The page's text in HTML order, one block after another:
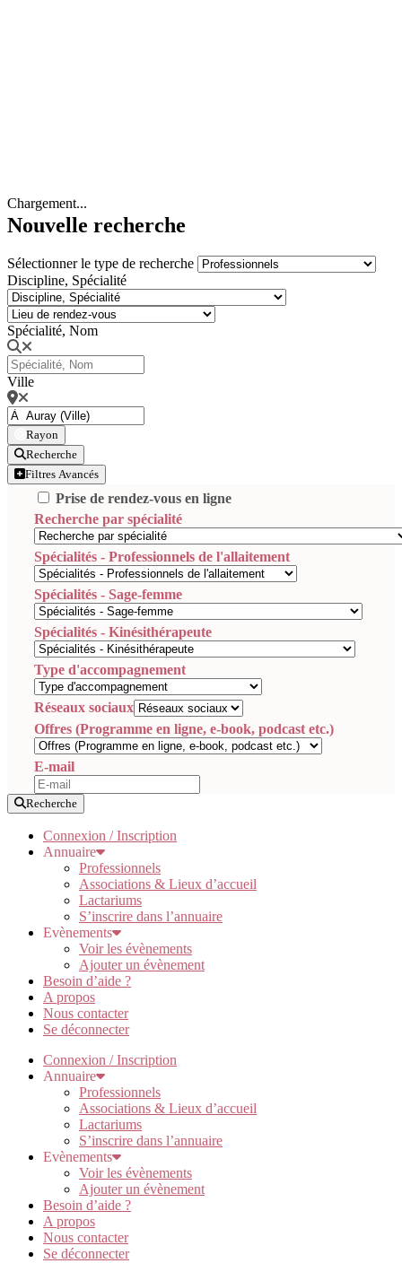
Chargement...
Nouvelle recherche
Sélectionner le type de recherche
Discipline, Spécialité
Spécialité, Nom
Ville
Rayon
Recherche
Filtres Avancés
Prise de rendez-vous en ligne
Recherche par spécialité
Spécialités - Professionnels de l'allaitement
Spécialités - Sage-femme
Spécialités - Kinésithérapeute
Type d'accompagnement
Réseaux sociaux
Offres (Programme en ligne, e-book, podcast etc.)
E-mail
Recherche
Connexion / Inscription
Annuaire
Professionnels
Associations & Lieux d’accueil
Lactariums
S’inscrire dans l’annuaire
Evènements
Voir les évènements
Ajouter un évènement
Besoin d’aide ?
A propos
Nous contacter
Se déconnecter
Connexion / Inscription
Annuaire
Professionnels
Associations & Lieux d’accueil
Lactariums
S’inscrire dans l’annuaire
Evènements
Voir les évènements
Ajouter un évènement
Besoin d’aide ?
A propos
Nous contacter
Se déconnecter